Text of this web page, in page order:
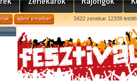
3422 zenekar 12339